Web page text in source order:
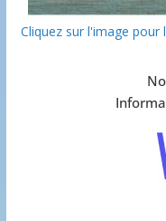
Cliquez sur l'image pour